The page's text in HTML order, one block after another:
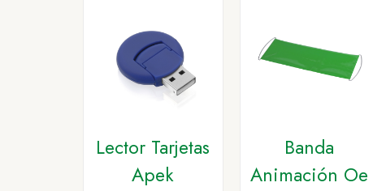
Lector Tarjetas
Apek
Banda
Animación Oe